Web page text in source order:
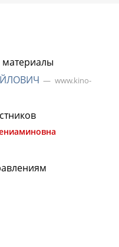
www.kino-